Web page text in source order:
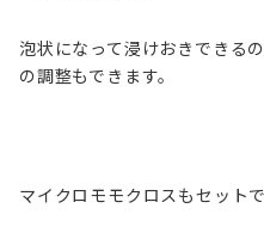
泡状になって浸けおきできる
の調整もできます。
マイクロモモクロスもセット